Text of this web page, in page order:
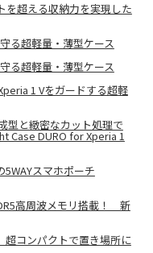
超える収納力を実現した
る超軽量・薄型ケース
る超軽量・薄型ケース
1 Vをガードする超軽
型と緻密なカット処理で
Case DURO for Xperia 1
スマホポーチ
高周波メモリ搭載！ 新
コンパクトで置き場所に